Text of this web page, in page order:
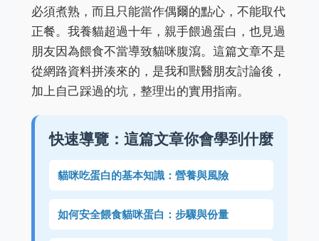
必須煮熟，而且只能當作偶爾的點心，不能取代
正餐。我養貓超過十年，親手餵過蛋白，也見過
朋友因為餵食不當導致貓咪腹瀉。這篇文章不是
從網路資料拼湊來的，是我和獸醫朋友討論後，
加上自己踩過的坑，整理出的實用指南。
快速導覽：這篇文章你會學到什麼
貓咪吃蛋白的基本知識：營養與風險
如何安全餵食貓咪蛋白：步驟與份量